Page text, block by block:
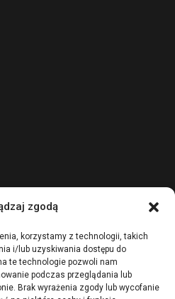
zgodą
korzystamy z technologii, takich
i/lub uzyskiwania dostępu do
te technologie pozwoli nam
podczas przeglądania lub
Brak wyrażenia zgody lub wycofanie